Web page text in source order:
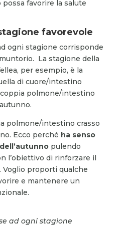
favorire la salute
favorevole
ogni stagione corrisponde
La stagione della
per esempio, è la
di cuore/intestino
coppia polmone/intestino
polmone/intestino crasso
Ecco perché ha senso
pulendo
l’obiettivo di rinforzare il
proporti qualche
e mantenere un
ad ogni stagione